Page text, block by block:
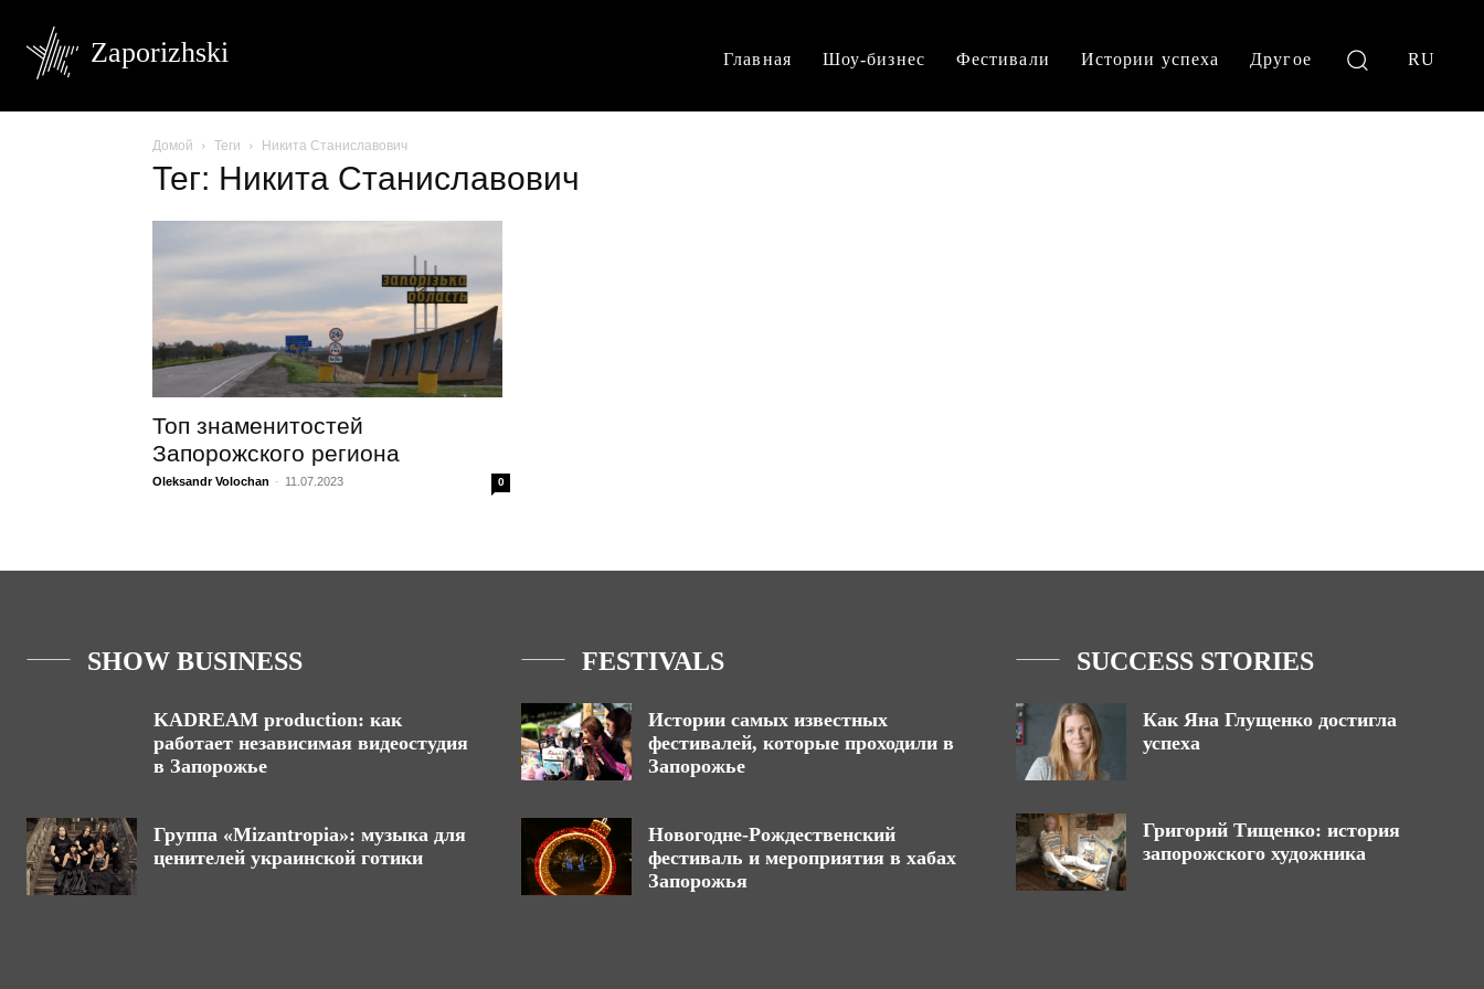
Zaporizhski Главная Шоу-бизнес Фестивали Истории успеха Другое RU
Домой Теги Никита Станиславович
Тег: Никита Станиславович
Топ знаменитостей
Запорожского региона
Oleksandr Volochan - 11.07.2023 0
SHOW BUSINESS
KADREAM production: как
работает независимая видеостудия
в Запорожье
Группа «Mizantropia»: музыка для
ценителей украинской готики
FESTIVALS
Истории самых известных
фестивалей, которые проходили в
Запорожье
Новогодне-Рождественский
фестиваль и мероприятия в хабах
Запорожья
SUCCESS STORIES
Как Яна Глущенко достигла
успеха
Григорий Тищенко: история
запорожского художника